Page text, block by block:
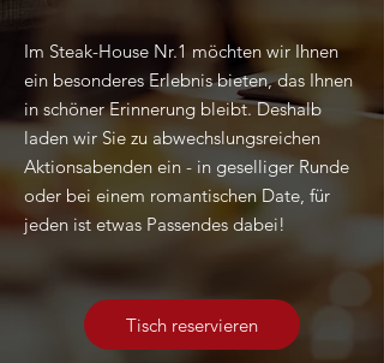
Im Steak-House Nr.1 möchten wir Ihnen
ein besonderes Erlebnis bieten, das Ihnen
in schöner Erinnerung bleibt.Deshalb
laden wir Sie zu abwechslungsreichen
Aktionsabenden ein - in geselliger Runde
oder bei einem romantischen Date, für
jeden ist etwas Passendes dabei!
Tisch reservieren